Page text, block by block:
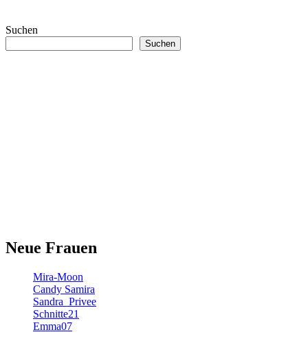
Suchen
Suchen
Neue Frauen
Mira-Moon
Candy Samira
Sandra_Privee
Schnitte21
Emma07